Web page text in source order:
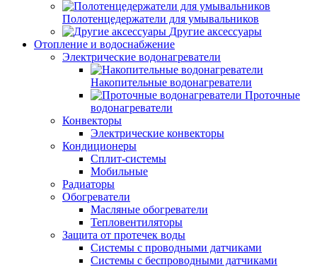
Полотенцедержатели для умывальников
Другие аксессуары
Отопление и водоснабжение
Электрические водонагреватели
Накопительные водонагреватели
Проточные
водонагреватели
Конвекторы
Электрические конвекторы
Кондиционеры
Сплит-системы
Мобильные
Радиаторы
Обогреватели
Масляные обогреватели
Тепловентиляторы
Защита от протечек воды
Системы с проводными датчиками
Системы с беспроводными датчиками